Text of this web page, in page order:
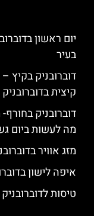
יום ראשון
בעיר
דוברובניק
קיצית בדוברובניק
דוברובניק
מה לעשות ביום
מזג אוויר
איפה לישון
טיסות